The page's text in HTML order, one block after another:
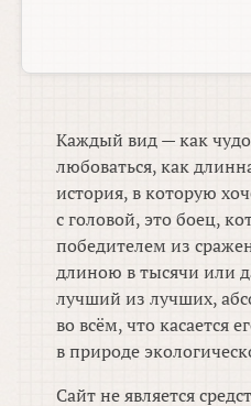
Каждый вид — как
любоваться, как
история, в которую
с головой, это боец,
победителем из
длиною в тысячи или
лучший из лучших,
во всём, что касается
в природе
Сайт не является